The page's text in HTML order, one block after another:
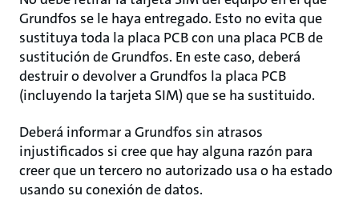
Grundfos se le haya entregado. Esto no evita que
sustituya toda la placa PCB con una placa PCB de
sustitución de Grundfos. En este caso, deberá
destruir o devolver a Grundfos la placa PCB
(incluyendo la tarjeta SIM) que se ha sustituido.
Deberá informar a Grundfos sin atrasos
injustificados si cree que hay alguna razón para
creer que un tercero no autorizado usa o ha estado
usando su conexión de datos.